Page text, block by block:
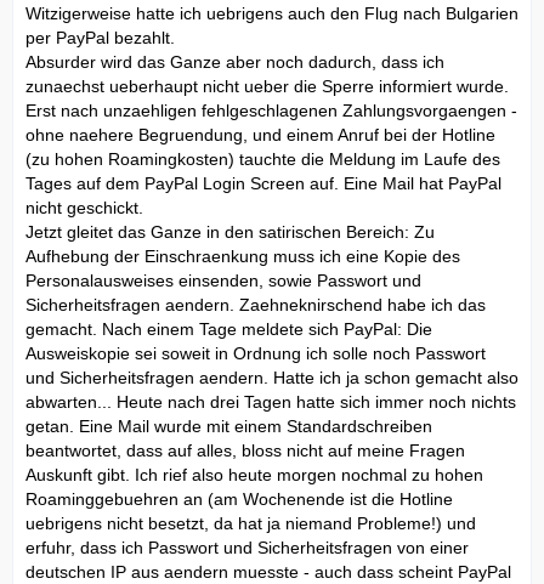
Witzigerweise hatte ich uebrigens auch den Flug nach Bulgarien
per PayPal bezahlt.
Absurder wird das Ganze aber noch dadurch, dass ich
zunaechst ueberhaupt nicht ueber die Sperre informiert wurde.
Erst nach unzaehligen fehlgeschlagenen Zahlungsvorgaengen -
ohne naehere Begruendung, und einem Anruf bei der Hotline
(zu hohen Roamingkosten) tauchte die Meldung im Laufe des
Tages auf dem PayPal Login Screen auf. Eine Mail hat PayPal
nicht geschickt.
Jetzt gleitet das Ganze in den satirischen Bereich: Zu
Aufhebung der Einschraenkung muss ich eine Kopie des
Personalausweises einsenden, sowie Passwort und
Sicherheitsfragen aendern. Zaehneknirschend habe ich das
gemacht. Nach einem Tage meldete sich PayPal: Die
Ausweiskopie sei soweit in Ordnung ich solle noch Passwort
und Sicherheitsfragen aendern. Hatte ich ja schon gemacht also
abwarten... Heute nach drei Tagen hatte sich immer noch nichts
getan. Eine Mail wurde mit einem Standardschreiben
beantwortet, dass auf alles, bloss nicht auf meine Fragen
Auskunft gibt. Ich rief also heute morgen nochmal zu hohen
Roaminggebuehren an (am Wochenende ist die Hotline
uebrigens nicht besetzt, da hat ja niemand Probleme!) und
erfuhr, dass ich Passwort und Sicherheitsfragen von einer
deutschen IP aus aendern muesste - auch dass scheint PayPal